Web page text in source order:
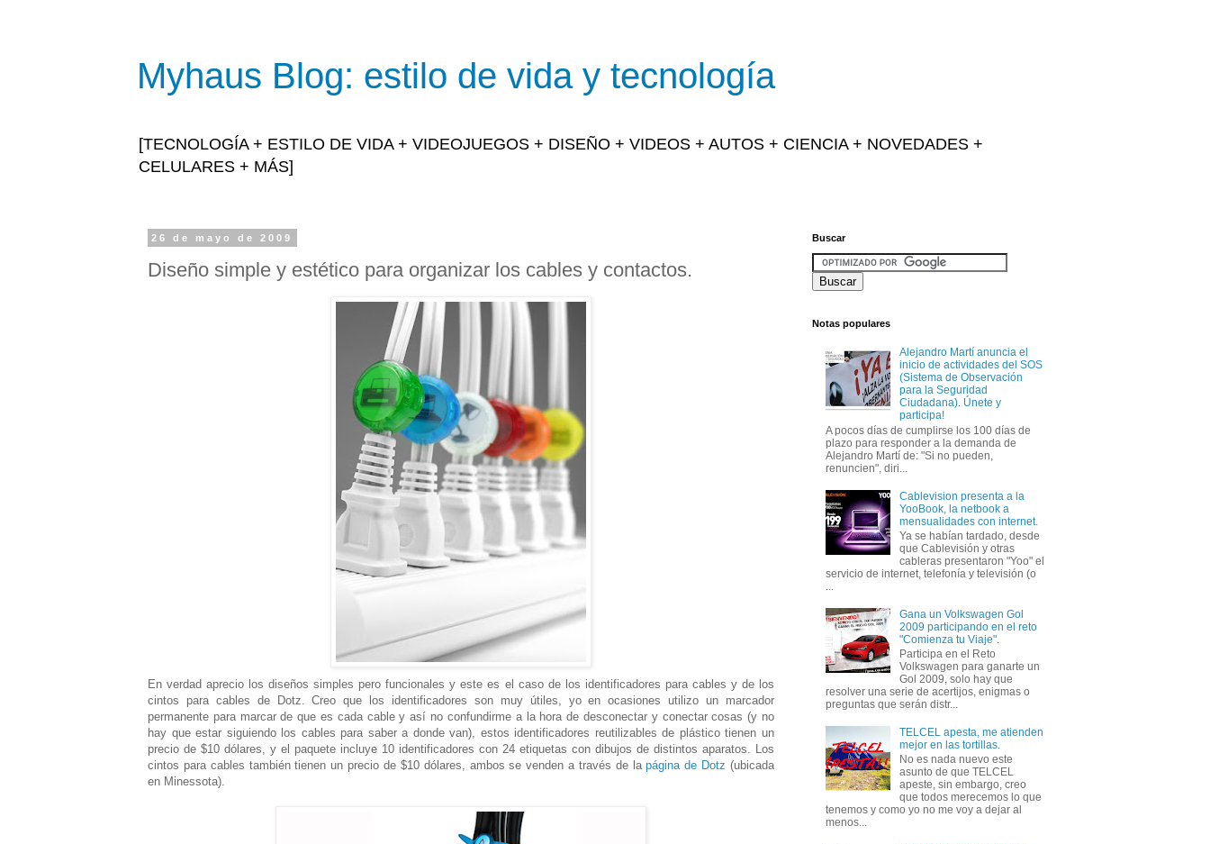
Myhaus Blog: estilo de vida y tecnología
[TECNOLOGÍA + ESTILO DE VIDA + VIDEOJUEGOS + DISEÑO + VIDEOS + AUTOS + CIENCIA + NOVEDADES +
CELULARES + MÁS]
26 de mayo de 2009
Diseño simple y estético para organizar los cables y contactos.
En verdad aprecio los diseños simples pero funcionales y este es el caso de los identificadores para cables y de los
cintos para cables de Dotz. Creo que los identificadores son muy útiles, yo en ocasiones utilizo un marcador
permanente para marcar de que es cada cable y así no confundirme a la hora de desconectar y conectar cosas (y no
hay que estar siguiendo los cables para saber a donde van), estos identificadores reutilizables de plástico tienen un
precio de $10 dólares, y el paquete incluye 10 identificadores con 24 etiquetas con dibujos de distintos aparatos. Los
cintos para cables también tienen un precio de $10 dólares, ambos se venden a través de lapágina de Dotz (ubicada
en Minessota).
Buscar
Notas populares
Alejandro Martí anuncia el
inicio de actividades del SOS
(Sistema de Observación
para la Seguridad
Ciudadana). Únete y
participa!
A pocos días de cumplirse los 100 días de
plazo para responder a la demanda de
Alejandro Martí de: "Si no pueden,
renuncien", diri...
Cablevision presenta a la
YooBook, la netbook a
mensualidades con internet.
Ya se habían tardado, desde
que Cablevisión y otras
cableras presentaron "Yoo" el
servicio de internet, telefonía y televisión (o
...
Gana un Volkswagen Gol
2009 participando en el reto
"Comienza tu Viaje".
Participa en el Reto
Volkswagen para ganarte un
Gol 2009, solo hay que
resolver una serie de acertijos, enigmas o
preguntas que serán distr...
TELCEL apesta, me atienden
mejor en las tortillas.
No es nada nuevo este
asunto de que TELCEL
apeste, sin embargo, creo
que todos merecemos lo que
tenemos y como yo no me voy a dejar al
menos...